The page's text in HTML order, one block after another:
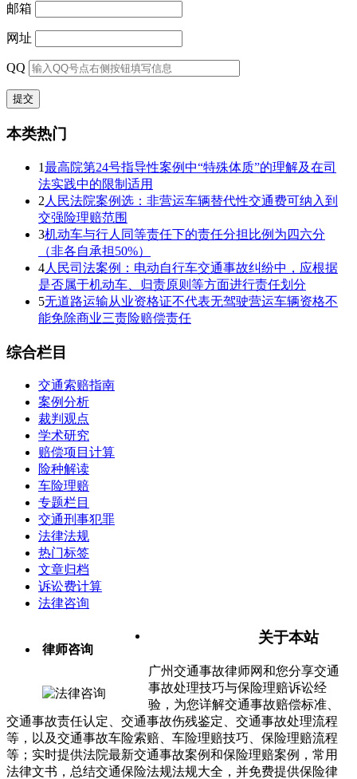
邮箱
网址
QQ
本类热门
1最高院第24号指导性案例中“特殊体质”的理解及在司
法实践中的限制适用
2 人民法院案例选：非营运车辆替代性交通费可纳入到
交强险理赔范围
3机动车与行人同等责任下的责任分担比例为四六分
（非各自承担50%）
4人民司法案例：电动自行车交通事故纠纷中，应根据
是否属于机动车、归责原则等方面进行责任划分
5无道路运输从业资格证不代表无驾驶营运车辆资格不
能免除商业三责险赔偿责任
综合栏目
交通索赔指南
案例分析
裁判观点
学术研究
赔偿项目计算
险种解读
车险理赔
专题栏目
交通刑事犯罪
法律法规
热门标签
文章归档
诉讼费计算
法律咨询
律师咨询
关于本站
广州交通事故律师网和您分享交通
事故处理技巧与保险理赔诉讼经
验，为您详解交通事故赔偿标准、
交通事故责任认定、交通事故伤残鉴定、交通事故处理流程
等，以及交通事故车险索赔、车险理赔技巧、保险理赔流程
等；实时提供法院最新交通事故案例和保险理赔案例，常用
法律文书，总结交通保险法规法规大全，并免费提供保险律